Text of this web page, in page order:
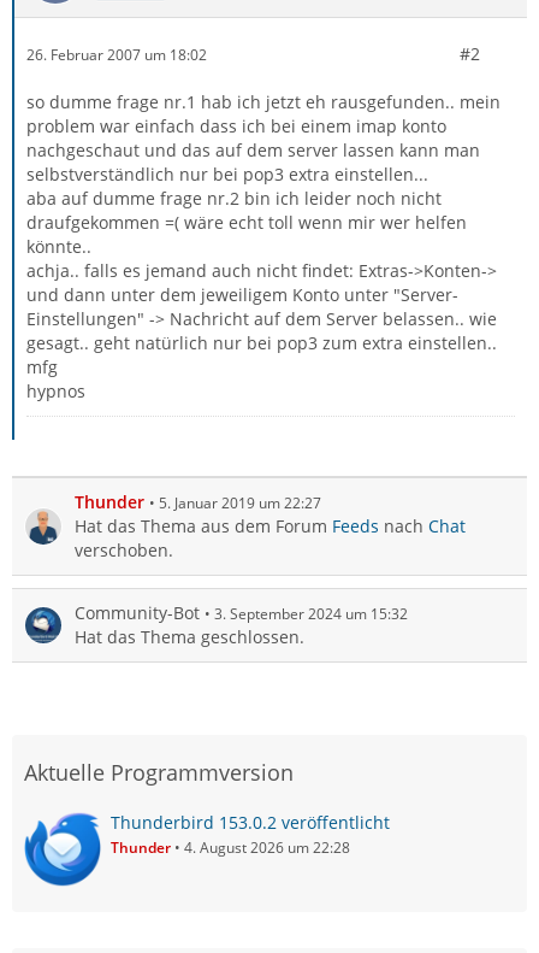
26. Februar 2007 um 18:02 #2
so dumme frage nr.1 hab ich jetzt eh rausgefunden.. mein
problem war einfach dass ich bei einem imap konto
nachgeschaut und das auf dem server lassen kann man
selbstverständlich nur bei pop3 extra einstellen...
aba auf dumme frage nr.2 bin ich leider noch nicht
draufgekommen =( wäre echt toll wenn mir wer helfen
könnte..
achja.. falls es jemand auch nicht findet: Extras->Konten->
und dann unter dem jeweiligem Konto unter "Server-
Einstellungen" -> Nachricht auf dem Server belassen.. wie
gesagt.. geht natürlich nur bei pop3 zum extra einstellen..
mfg
hypnos
Thunder 5. Januar 2019 um 22:27
Hat das Thema aus dem Forum Feeds nach Chat
verschoben.
Community-Bot 3. September 2024 um 15:32
Hat das Thema geschlossen.
Aktuelle Programmversion
Thunderbird 153.0.2 veröffentlicht
Thunder 4. August 2026 um 22:28